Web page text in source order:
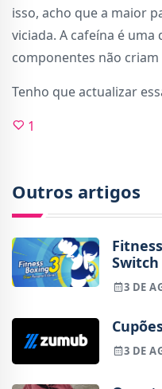
isso, acho que a maior
viciada. A cafeína é
componentes não
Tenho que actualizar
1
Outros artigos
fora
3 DE
3 DE